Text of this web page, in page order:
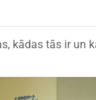
kādas tās ir un